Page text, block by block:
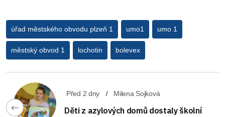
úřad městského obvodu plzeň 1 umo1 umo 1
městský obvod 1 lochotin bolevex
Před 2 dny Milena Sojková
Děti z azylových domů dostaly školní